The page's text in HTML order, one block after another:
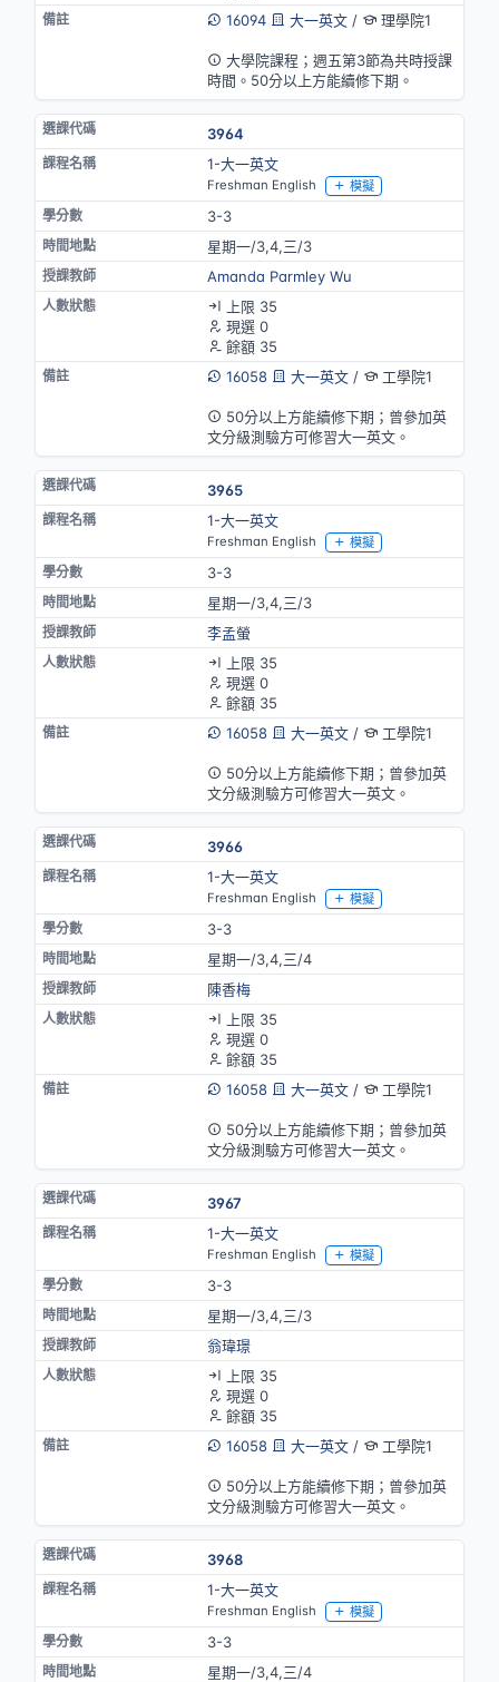
16094
大一英文/ 理學院1
大學院課程；週五第3節為共時授課
時間。50分以上方能續修下期。
3964
1-大一英文
Freshman English 模擬
3-3
星期一/3,4,三/3
Amanda Parmley Wu
上限 35
現選 0
餘額 35
16058
大一英文/ 工學院1
50分以上方能續修下期；曾參加英
文分級測驗方可修習大一英文。
3965
1-大一英文
Freshman English 模擬
3-3
星期一/3,4,三/3
李孟螢
上限 35
現選 0
餘額 35
16058
大一英文/ 工學院1
50分以上方能續修下期；曾參加英
文分級測驗方可修習大一英文。
3966
1-大一英文
Freshman English 模擬
3-3
星期一/3,4,三/4
陳香梅
上限 35
現選 0
餘額 35
16058
大一英文/ 工學院1
50分以上方能續修下期；曾參加英
文分級測驗方可修習大一英文。
3967
1-大一英文
Freshman English 模擬
3-3
星期一/3,4,三/3
翁瑋璟
上限 35
現選 0
餘額 35
16058
大一英文/ 工學院1
50分以上方能續修下期；曾參加英
文分級測驗方可修習大一英文。
3968
1-大一英文
Freshman English 模擬
3-3
星期一/3,4,三/4